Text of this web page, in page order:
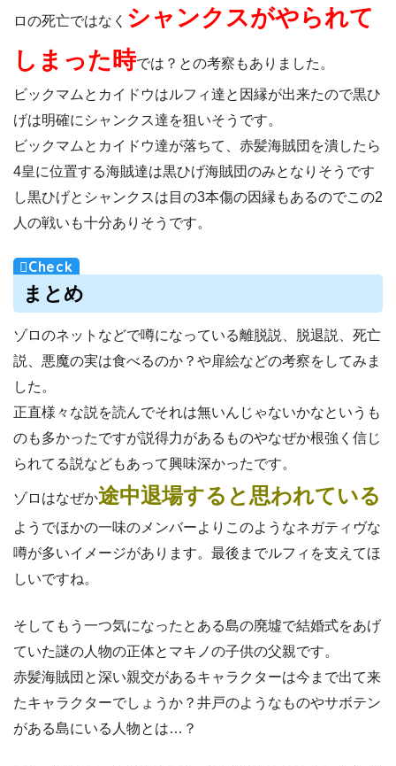
ロの死亡ではなく シャンクスがやられて
しまった時では？との考察もありました。
ビックマムとカイドウはルフィ達と因縁が出来たので黒ひ
げは明確にシャンクス達を狙いそうです。
ビックマムとカイドウ達が落ちて、赤髪海賊団を潰したら
4皇に位置する海賊達は黒ひげ海賊団のみとなりそうです
し黒ひげとシャンクスは目の3本傷の因縁もあるのでこの2
人の戦いも十分ありそうです。
まとめ
ゾロのネットなどで噂になっている離脱説、脱退説、死亡
説、悪魔の実は食べるのか？や扉絵などの考察をしてみま
した。
正直様々な説を読んでそれは無いんじゃないかなというも
のも多かったですが説得力があるものやなぜか根強く信じ
られてる説などもあって興味深かったです。
ゾロはなぜか途中退場すると思われている
ようでほかの一味のメンバーよりこのようなネガティヴな
噂が多いイメージがあります。最後までルフィを支えてほ
しいですね。
そしてもう一つ気になったとある島の廃墟で結婚式をあげ
ていた謎の人物の正体とマキノの子供の父親です。
赤髪海賊団と深い親交があるキャラクターは今まで出て来
たキャラクターでしょうか？井戸のようなものやサボテン
がある島にいる人物とは…？